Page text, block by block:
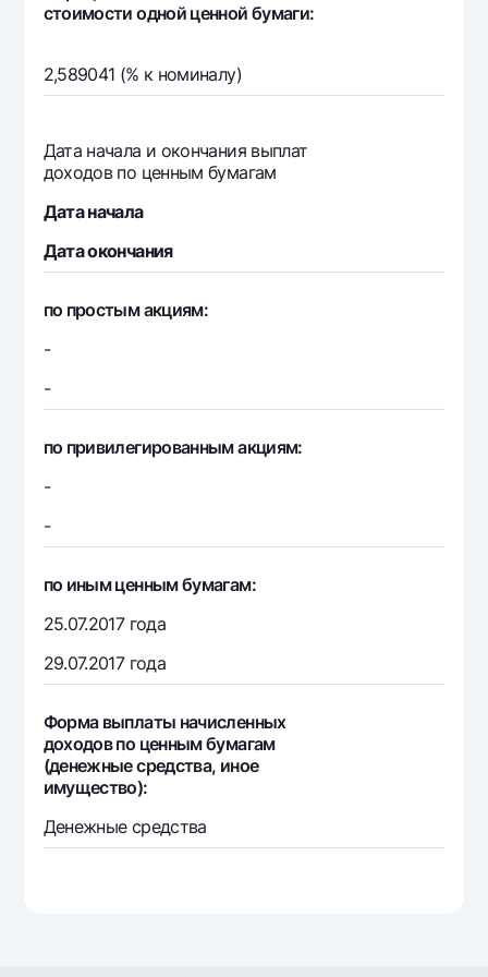
стоимости одной ценной бумаги:
2,589041 (% к номиналу)
Дата начала и окончания выплат
доходов по ценным бумагам
Дата начала
Дата окончания
по простым акциям:
-
-
по привилегированным акциям:
-
-
по иным ценным бумагам:
25.07.2017 года
29.07.2017 года
Форма выплаты начисленных
доходов по ценным бумагам
(денежные средства, иное
имущество):
Денежные средства